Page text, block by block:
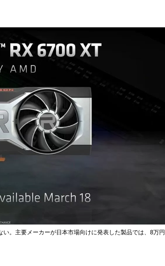
。主要メーカーが日本市場向けに発表した製品では、8万円